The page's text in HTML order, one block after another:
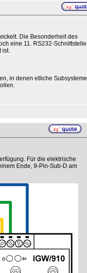
Die Besonderheit des
eine 11. RS232-Schnittstelle
ist.
in denen etliche Subsysteme
Für die elektrische
Ende, 9-Pin-Sub-D am